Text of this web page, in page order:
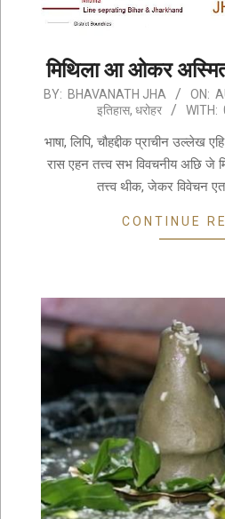
मिथिला आ ओकर
2022-
31
BY: BHAVANATH JHA ON:
इतिहास, धरोहर WITH:
भाषा, लिपि, चौहद्दीक प्राचीन उल्लेख
रास एहन तत्त्व सभ विवचनीय अछि जे
तत्त्व थीक, जेकर विवेचन
CONTINUE